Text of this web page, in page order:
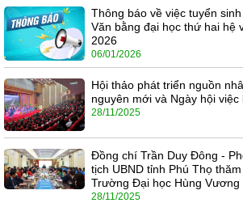
Thông báo về việc tuyển
Văn bằng đại học thứ hai hệ
2026
06/01/2026
Hội thảo phát triển nguồn
nguyên mới và Ngày hội
28/11/2025
Đồng chí Trần Duy Đông -
tịch UBND tỉnh Phú Thọ
Trường Đại học Hùng Vương
28/11/2025